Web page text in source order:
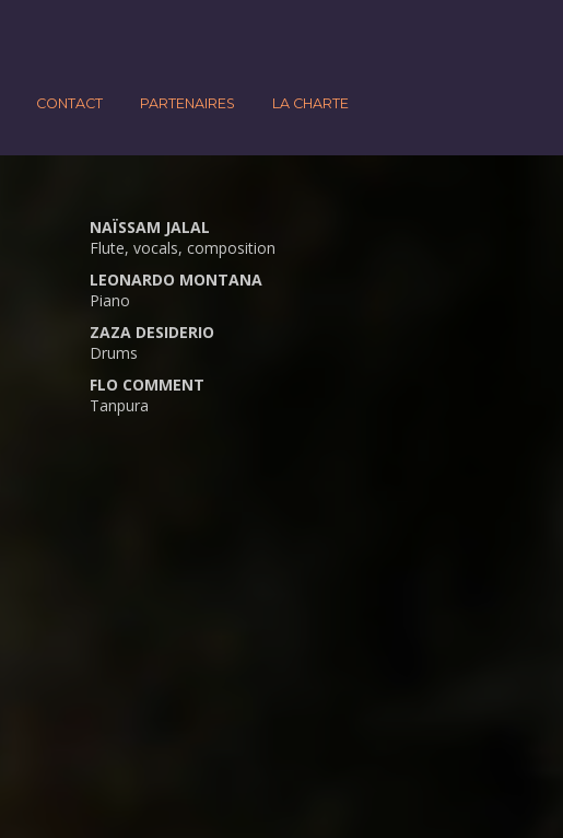
CONTACT PARTENAIRES LA CHARTE
NAÏSSAM JALAL
Flute, vocals, composition
LEONARDO MONTANA
Piano
ZAZA DESIDERIO
Drums
FLO COMMENT
Tanpura